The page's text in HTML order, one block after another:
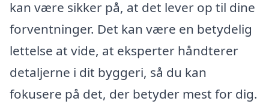
kan være sikker på, at det lever op til dine
forventninger. Det kan være en betydelig
lettelse at vide, at eksperter håndterer
detaljerne i dit byggeri, så du kan
fokusere på det, der betyder mest for dig.